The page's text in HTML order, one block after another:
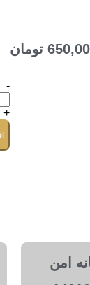
-
+
تومان
امن